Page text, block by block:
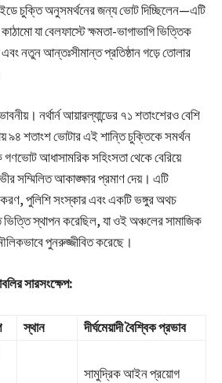
চুক্তি অনুসমর্থনের জন্য ভোট দিচ্ছিলেন—এটি
যা বেলফাস্টে ক্ষমতা-ভাগাভাগি ভিত্তিক
নতুন আন্তঃসীমান্ত প্রতিষ্ঠান গড়ে তোলার
নর্থার্ন আয়ারল্যান্ডের ৭১ শতাংশেরও বেশি
৯৪ শতাংশ ভোটার এই শান্তি চুক্তিকে সমর্থন
আধাসামরিক সহিংসতা থেকে বেরিয়ে
সম্মিলিত আকাঙ্ক্ষার প্রমাণ দেয়। এটি
পুলিশি সংস্কার এবং একটি ভঙ্গুর অথচ
ভিত্তি স্থাপন করেছিল, যা ওই অঞ্চলের সামাজিক
পুনরুজ্জীবিত করেছে।
সারসংক্ষেপ:
স্থান দীর্ঘমেয়াদী বৈশ্বিক প্রভাব
সামুদ্রিক আইন প্রয়োগ